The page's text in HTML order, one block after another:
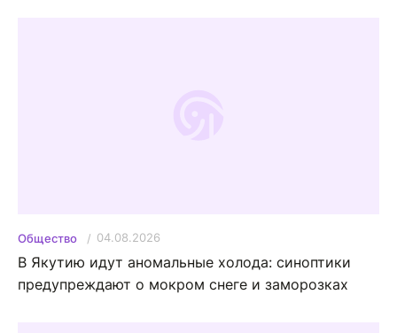
Общество 04.08.2026
В Якутию идут аномальные холода: синоптики
предупреждают о мокром снеге и заморозках